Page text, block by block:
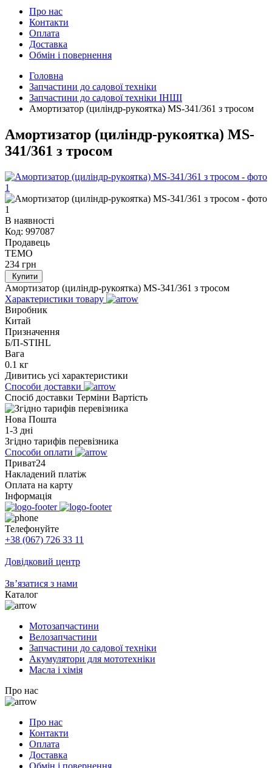
Про нас
Контакти
Оплата
Доставка
Обмін і повернення
Головна
Запчастини до садової техніки
Запчастини до садової техніки ІНШІ
Амортизатор (циліндр-рукоятка) MS-341/361 з тросом
Амортизатор (циліндр-рукоятка) MS-
341/361 з тросом
В наявності
Код: 997087
Продавець
TEMO
234 грн
Купити
Амортизатор (циліндр-рукоятка) MS-341/361 з тросом
Характеристики товару
Виробник
Китай
Призначення
Б/П-STIHL
Вага
0.1 кг
Дивитись усі характеристики
Способи доставки
Спосіб доставки Терміни Вартість
Нова Пошта
1-3 дні
Згідно тарифів перевізника
Способи оплати
Приват24
Накладений платіж
Оплата на карту
Інформація
Телефонуйте
+38 (067) 726 33 11
Довідковий центр
Зв’язатися з нами
Каталог
Мотозапчастини
Велозапчастини
Запчастини до садової техніки
Акумулятори для мототехніки
Масла і хімія
Про нас
Про нас
Контакти
Оплата
Доставка
Обмін і повернення